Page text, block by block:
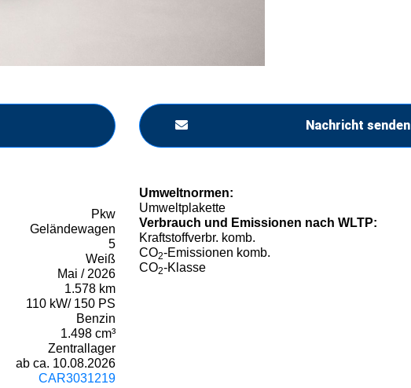
Nachricht senden
Pkw
Geländewagen
5
Weiß
Mai / 2026
1.578 km
110 kW/ 150 PS
Benzin
1.498 cm³
Zentrallager
ab ca. 10.08.2026
CAR3031219
Umweltnormen:
Umweltplakette
Verbrauch und Emissionen nach WLTP:
Kraftstoffverbr. komb.
CO2-Emissionen komb.
CO2-Klasse